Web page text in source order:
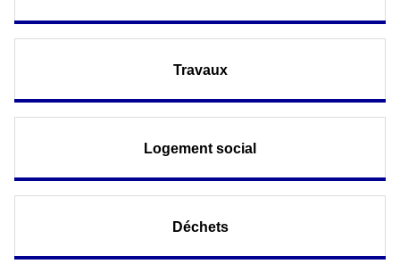
Travaux
Logement social
Déchets